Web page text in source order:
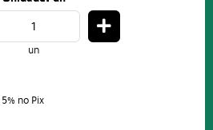
un
5% no Pix